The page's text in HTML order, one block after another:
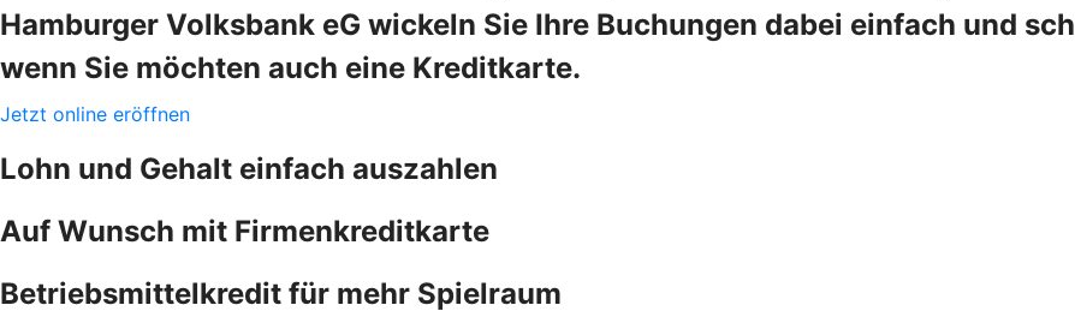
Hamburger Volksbank eG wickeln Sie Ihre Buchungen dabei einfach und
wenn Sie möchten auch eine Kreditkarte.
Jetzt online eröffnen
Lohn und Gehalt einfach auszahlen
Auf Wunsch mit Firmenkreditkarte
Betriebsmittelkredit für mehr Spielraum